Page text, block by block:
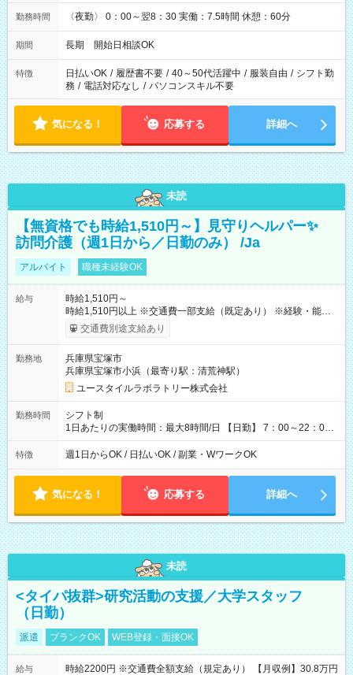
勤務時間 〈夜勤〉 0：00～翌8：30 実働：7.5時間 休憩：60分
期間 長期 開始日相談OK
特徴 日払いOK / 履歴書不要 / 40～50代活躍中 / 服装自由 / シフト勤
務 / 電話対応なし / パソコンスキル不要
気になる！ 応募する 詳細へ
未読
【無資格でも時給1,510円～】見守りヘルパー✨
訪問介護（週1日から／日勤のみ） /Ja
アルバイト 職種未経験OK
給与
時給1,510円～
時給1,510円以上 ※交通費一部支給（既定あり） ※経験・能力を
考慮して決定します 【収入例】 週1回勤務の場合：1,510円×8時
間×4回=4万8,320円 週3回勤務の場合：1,510円×8時間×12回
1,600円 【試用期間】試用期間あり 試用期間の長さ：2ヶ月
※ 雇用形態と給与に、本採用時と異なる部分があります。 雇用
形態：本採用時と同じです。 給与：時給 1,120円以上
交通費別途支給あり
勤務地
兵庫県宝塚市
兵庫県宝塚市小浜（最寄り駅：清荒神駅）
ユースタイルラボラトリー株式会社
勤務時間
シフト制
1日あたりの実働時間：最大8時間/日 【日勤】 7：00～22：00
の間で8時間勤務（休憩時間は法定通り） ※週1日～OK ／ 夜勤
なし ＊＊ 勤務時間例 ＊＊ ■8時から17時 ■9時から18時 ■10
定（毎週同じ曜日勤務）
特徴 週1日からOK / 日払いOK / 副業・WワークOK
気になる！ 応募する 詳細へ
未読
<タイパ抜群>研究活動の支援／大学スタッフ
（日勤）
派遣 ブランクOK WEB登録・面接OK
給与
時給2200円 ※交通費全額支給（規定あり） 【月収例】30.8万円